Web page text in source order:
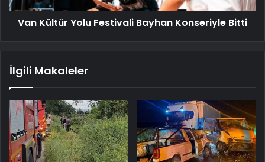
Van Kültür Yolu Festivali Bayhan Konseriyle Bitti
İlgili Makaleler